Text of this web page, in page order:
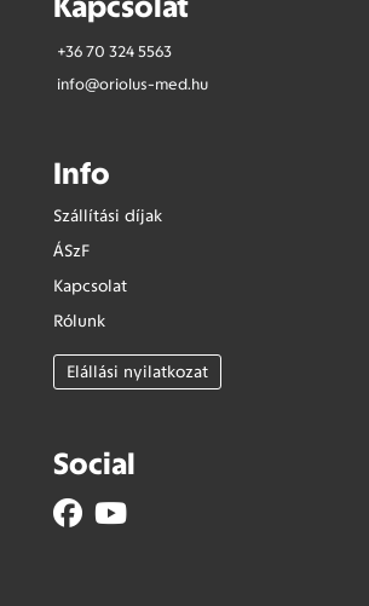
+36 70 324 5563
info@oriolus-med.hu
Info
Szállítási díjak
ÁSzF
Kapcsolat
Rólunk
Elállási nyilatkozat
Social